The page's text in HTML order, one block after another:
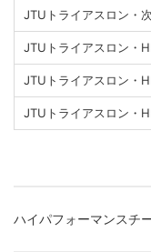
JTUトライアスロン・
JTUトライアスロン・
JTUトライアスロン・
JTUトライアスロン・
ハイパフォーマンスチ